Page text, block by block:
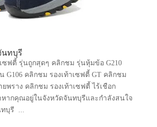
นทบุรี
ซฟตี้ รุ่นถูกสุดๆ คลิกชม รุ่นหุ้มข้อ G210
G106 คลิกชม รองเท้าเซฟตี้ GT คลิกชม
ยพราง คลิกชม รองเท้าเซฟตี้ ไร้เชือก
ากคุณอยู่ในจังหวัดจันทบุรีและกำลังสนใจ
ทบุรี ...